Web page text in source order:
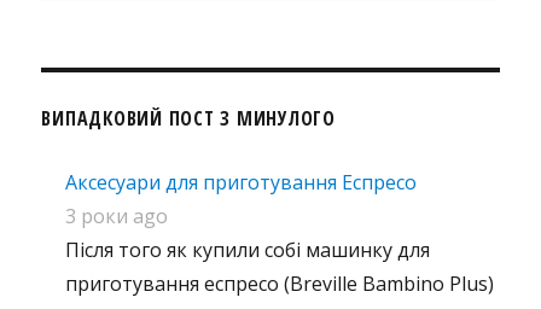
ВИПАДКОВИЙ ПОСТ З МИНУЛОГО
Аксесуари для приготування Еспресо
3 роки ago
Після того як купили собі машинку для
приготування еспресо (Breville Bambino Plus)